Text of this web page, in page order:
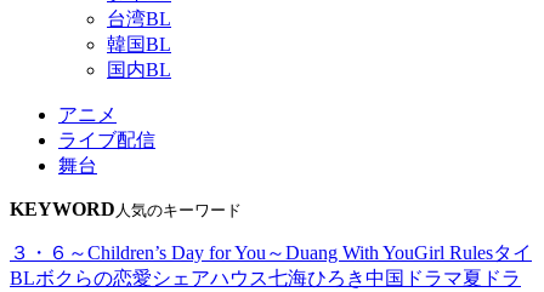
台湾BL
韓国BL
国内BL
アニメ
ライブ配信
舞台
KEYWORD 人気のキーワード
３・６～Children’s Day for You～Duang With YouGirl Rulesタイ
BLボクらの恋愛シェアハウス七海ひろき中国ドラマ夏ドラ